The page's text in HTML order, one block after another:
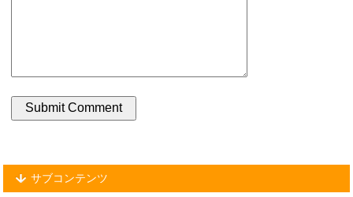
サブコンテンツ